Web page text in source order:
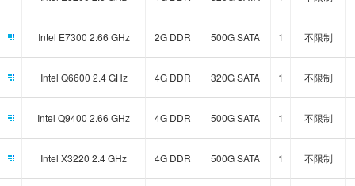
Intel E7300 2.66 GHz 2G DDR 500G SATA 1 不限制
Intel Q6600 2.4 GHz 4G DDR 320G SATA 1 不限制
Intel Q9400 2.66 GHz 4G DDR 500G SATA 1 不限制
Intel X3220 2.4 GHz 4G DDR 500G SATA 1 不限制